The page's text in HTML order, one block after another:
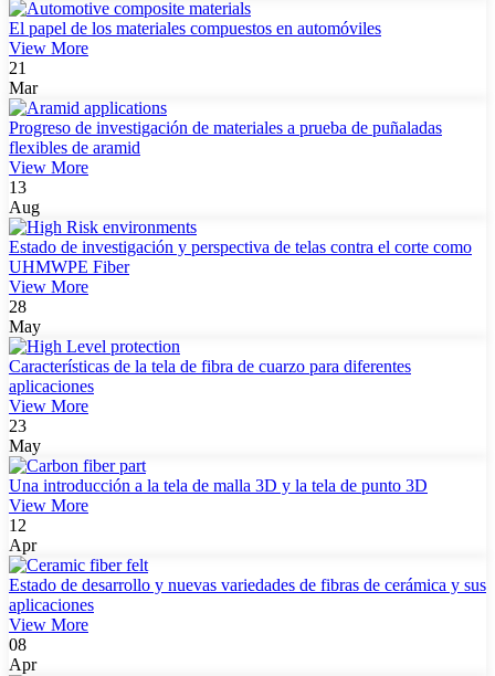
El papel de los materiales compuestos en automóviles
View More
21
Mar
Progreso de investigación de materiales a prueba de puñaladas
flexibles de aramid
View More
13
Aug
Estado de investigación y perspectiva de telas contra el corte como
UHMWPE Fiber
View More
28
May
Características de la tela de fibra de cuarzo para diferentes
aplicaciones
View More
23
May
Una introducción a la tela de malla 3D y la tela de punto 3D
View More
12
Apr
Estado de desarrollo y nuevas variedades de fibras de cerámica y sus
aplicaciones
View More
08
Apr